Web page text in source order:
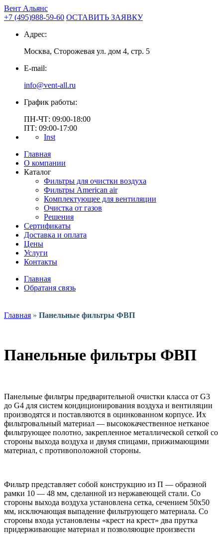
Вент Альянс
+7 (495)988-59-60 ОСТАВИТЬ ЗАЯВКУ
Адрес:
Москва, Сторожевая ул. дом 4, стр. 5
E-mail:
info@vent-all.ru
График работы:
ПН-ЧТ: 09:00-18:00
ПТ: 09:00-17:00
Inst
Главная
О компании
Каталог
Фильтры для очистки воздуха
Фильтры American air
Комплектующее для вентиляции
Очистка от газов
Решения
Сертификаты
Доставка и оплата
Цены
Услуги
Контакты
Главная
Обратаня связь
Главная » Панельные фильтры ФВП
Панельные фильтры ФВП
Панельные фильтры предварительной очистки класса от G3
до G4 для систем кондиционирования воздуха и вентиляции
производятся и поставляются в оцинкованном корпусе. Их
фильтровальный материал — высококачественное нетканое
фильтрующее полотно, закрепленное металлической сеткой со
стороны выхода воздуха и двумя спицами, прижимающими
материал, с противоположной стороны.
Фильтр представляет собой конструкцию из П — образной
рамки 10 — 48 мм, сделанной из нержавеющей стали. Со
стороны выхода воздуха установлена сетка, сечением 50х50
мм, исключающая выпадение фильтрующего материала. Со
стороны входа установлены «крест на крест» два прутка
придерживающие материал и позволяющие произвести